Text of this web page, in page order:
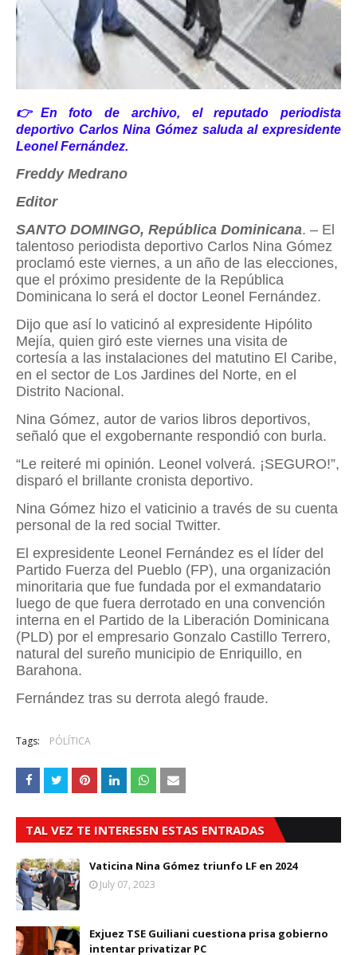
👉En foto de archivo, el reputado periodista
deportivo Carlos Nina Gómez saluda al expresidente
Leonel Fernández.
Freddy Medrano
Editor
SANTO DOMINGO, República Dominicana. – El
talentoso periodista deportivo Carlos Nina Gómez
proclamó este viernes, a un año de las elecciones,
que el próximo presidente de la República
Dominicana lo será el doctor Leonel Fernández.
Dijo que así lo vaticinó al expresidente Hipólito
Mejía, quien giró este viernes una visita de
cortesía a las instalaciones del matutino El Caribe,
en el sector de Los Jardines del Norte, en el
Distrito Nacional.
Nina Gómez, autor de varios libros deportivos,
señaló que el exgobernante respondió con burla.
“Le reiteré mi opinión. Leonel volverá. ¡SEGURO!”,
disparó el brillante cronista deportivo.
Nina Gómez hizo el vaticinio a través de su cuenta
personal de la red social Twitter.
El expresidente Leonel Fernández es el líder del
Partido Fuerza del Pueblo (FP), una organización
minoritaria que fue fundada por el exmandatario
luego de que fuera derrotado en una convención
interna en el Partido de la Liberación Dominicana
(PLD) por el empresario Gonzalo Castillo Terrero,
natural del sureño municipio de Enriquillo, en
Barahona.
Fernández tras su derrota alegó fraude.
Tags: PÓLÍTICA
TAL VEZ TE INTERESEN ESTAS ENTRADAS
Vaticina Nina Gómez triunfo LF en 2024
July 07, 2023
Exjuez TSE Guiliani cuestiona prisa gobierno
intentar privatizar PC